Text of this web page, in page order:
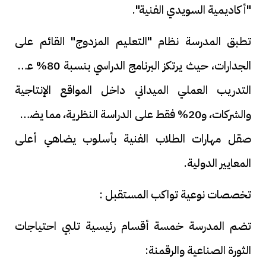
"أكاديمية السويدي الفنية".
تطبق المدرسة نظام "التعليم المزدوج" القائم على
الجدارات، حيث يرتكز البرنامج الدراسي بنسبة 80% على
التدريب العملي الميداني داخل المواقع الإنتاجية
والشركات، و20% فقط على الدراسة النظرية، مما يضمن
صقل مهارات الطلاب الفنية بأسلوب يضاهي أعلى
المعايير الدولية.
تخصصات نوعية تواكب المستقبل :
تضم المدرسة خمسة أقسام رئيسية تلبي احتياجات
الثورة الصناعية والرقمنة: